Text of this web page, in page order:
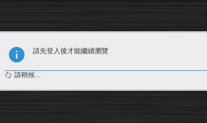
請先登入後才能繼續瀏覽
請稍候...